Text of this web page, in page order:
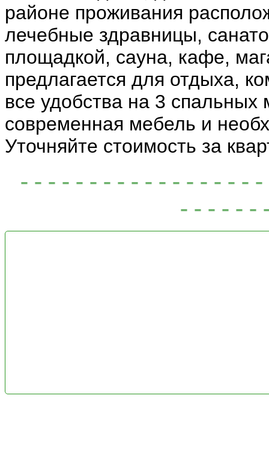
районе проживания
лечебные здравницы,
площадкой, сауна, кафе,
предлагается для отдыха,
все удобства на 3 спальных
современная мебель и
Уточняйте стоимость за
- - - - - - - - - - - - - - - - -
- - - - - -